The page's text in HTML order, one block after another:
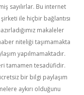
sayılırlar. Bu internet
ile hiçbir bağlantısı
makaleler
niteliği taşımamakta
yapılmamaktadır.
tamamen tesadüfidir.
bir bilgi paylaşım
aykırı olduğunu